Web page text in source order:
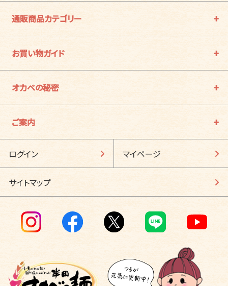
通販商品カテゴリー
お買い物ガイド
オカベの秘密
ご案内
ログイン マイページ
サイトマップ